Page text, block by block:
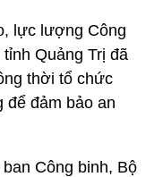
lực lượng Công
Quảng Trị đã
thời tổ chức
để đảm bảo an
Công binh, Bộ